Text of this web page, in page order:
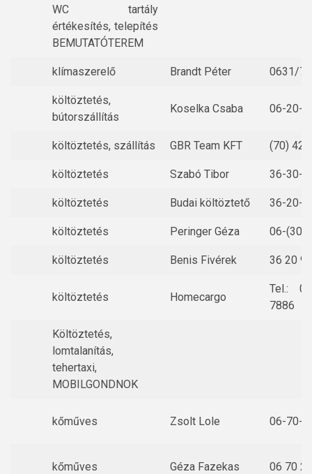
WC tartály
értékesítés, telepítés
BEMUTATÓTEREM
klímaszerelő Brandt Péter 0631/
költöztetés,
bútorszállítás
Koselka Csaba 06-20-
költöztetés, szállítás GBR Team KFT (70)
költöztetés Szabó Tibor 36-30-
költöztetés Budai költöztető 36-20-
költöztetés Peringer Géza 06-
költöztetés Benis Fivérek 36 20
költöztetés Homecargo
Tel.:
7886
Költöztetés,
lomtalanítás,
tehertaxi,
MOBILGONDNOK
kőműves Zsolt Lole 06-70-
kőműves Géza Fazekas 06 70